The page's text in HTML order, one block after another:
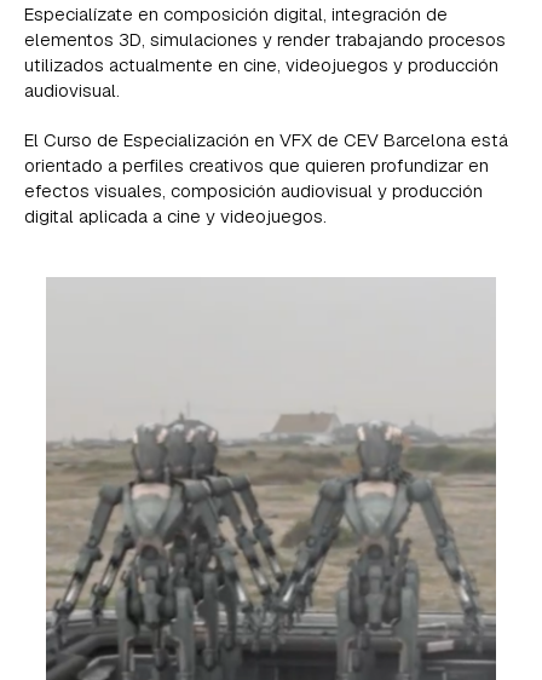
Especialízate en composición digital, integración de
elementos 3D, simulaciones y render trabajando procesos
utilizados actualmente en cine, videojuegos y producción
audiovisual.
El Curso de Especialización en VFX de CEV Barcelona está
orientado a perfiles creativos que quieren profundizar en
efectos visuales, composición audiovisual y producción
digital aplicada a cine y videojuegos.